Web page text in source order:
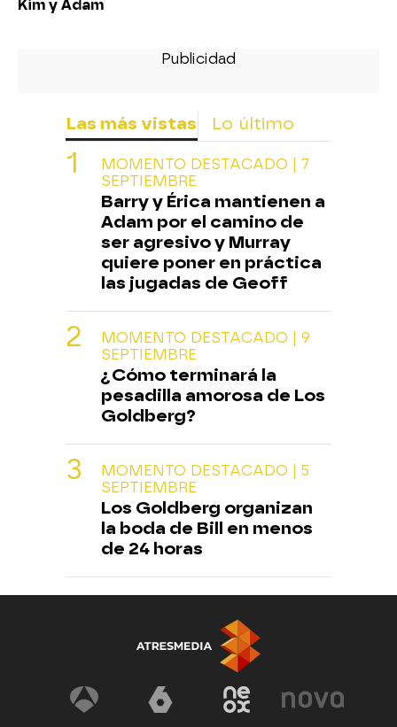
Kim y Adam
Las más vistas Lo último
MOMENTO DESTACADO | 7
SEPTIEMBRE
Barry y Érica mantienen a
Adam por el camino de
ser agresivo y Murray
quiere poner en práctica
las jugadas de Geoff
MOMENTO DESTACADO | 9
SEPTIEMBRE
¿Cómo terminará la
pesadilla amorosa de Los
Goldberg?
MOMENTO DESTACADO | 5
SEPTIEMBRE
Los Goldberg organizan
la boda de Bill en menos
de 24 horas